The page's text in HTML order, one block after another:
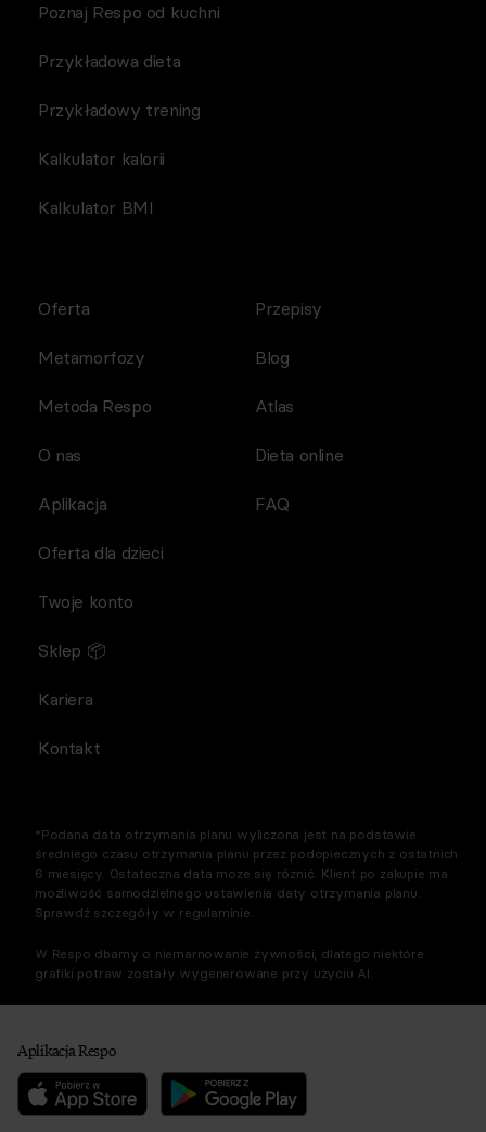
Poznaj Respo od kuchni
Przykładowa dieta
Przykładowy trening
Kalkulator kalorii
Kalkulator BMI
Oferta
Metamorfozy
Metoda Respo
O nas
Aplikacja
Przepisy
Blog
Atlas
Dieta online
FAQ
Oferta dla dzieci
Twoje konto
Sklep 📦
Kariera
Kontakt
*Podana data otrzymania planu wyliczona jest na podstawie
średniego czasu otrzymania planu przez podopiecznych z ostatnich
6 miesięcy. Ostateczna data może się różnić. Klient po zakupie ma
możliwość samodzielnego ustawienia daty otrzymania planu.
Sprawdź szczegóły w regulaminie.
W Respo dbamy o niemarnowanie żywności, dlatego niektóre
grafiki potraw zostały wygenerowane przy użyciu AI.
Aplikacja Respo